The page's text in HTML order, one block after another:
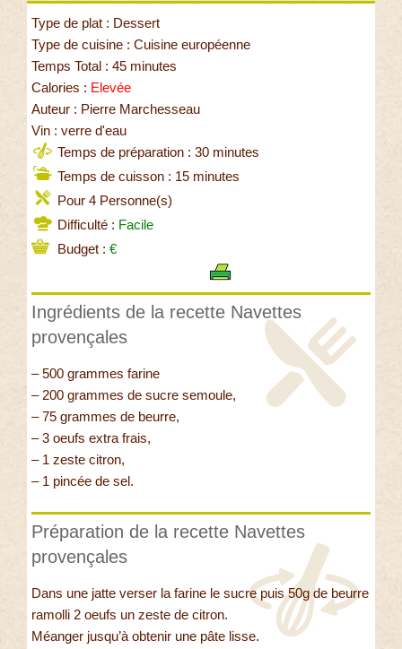
Type de plat : Dessert
Type de cuisine : Cuisine européenne
Temps Total : 45 minutes
Calories : Elevée
Auteur : Pierre Marchesseau
Vin : verre d'eau
Temps de préparation : 30 minutes
Temps de cuisson : 15 minutes
Pour 4 Personne(s)
Difficulté : Facile
Budget : €
Ingrédients de la recette Navettes
provençales
– 500 grammes farine
– 200 grammes de sucre semoule,
– 75 grammes de beurre,
– 3 oeufs extra frais,
– 1 zeste citron,
– 1 pincée de sel.
Préparation de la recette Navettes
provençales
Dans une jatte verser la farine le sucre puis 50g de beurre
ramolli 2 oeufs un zeste de citron.
Méanger jusqu’à obtenir une pâte lisse.